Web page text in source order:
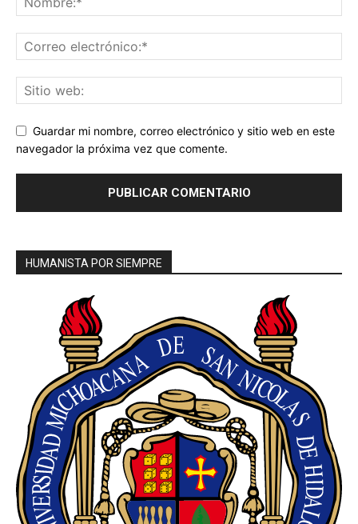
Guardar mi nombre, correo electrónico y sitio web en este
navegador la próxima vez que comente.
HUMANISTA POR SIEMPRE